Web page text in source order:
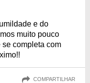
e do
muito pouco
completa com
COMPARTILHAR